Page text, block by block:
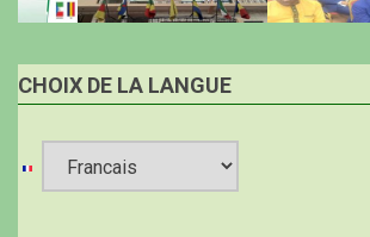
CHOIX DE LA LANGUE